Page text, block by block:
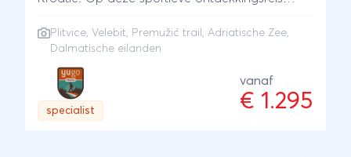
heeft op het gebied van buitensport verenigd.
sportief hoogtepunt op zichzelf. Een natuurlijk
hebben we rekening gehouden met de zomerse
warmte; bijna alle activiteiten vinden op of in
Plitvice, Velebit, Premužić trail, Adriatische Zee,
Dalmatische eilanden
specialist
vanaf
€ 1.295